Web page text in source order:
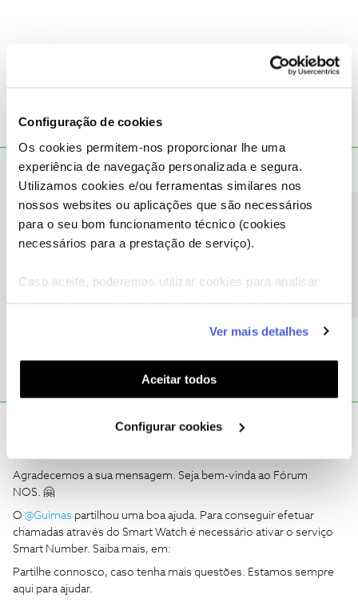
Configuração de cookies
Os cookies permitem-nos proporcionar lhe uma
experiência de navegação personalizada e segura.
Utilizamos cookies e/ou ferramentas similares nos
nossos websites ou aplicações que são necessários
para o seu bom funcionamento técnico (cookies
necessários para a prestação de serviço).
Caso aceite, poderemos utilizar cookies para analisar
funcionalidades (cookies de personalização e
funcionalidade) e adaptar anúncios aos seus interesses
(cookies de publicidade personalizada). Pode gerir a
utilização dos cookies clicando em "Configurar
Ver mais detalhes
Aceitar todos
Configurar cookies
RESPOSTA Forum|Forum|1 year ago
Faça só um comentário. Se quiser adicionar mais informação tem
do lado direito do seu comentário “ 3 bolinhas “ para poder editar
https://www.nos.pt/movel/iot/smartwatches-
Forum|Forum|1 year ago
Agradecemos a sua mensagem. Seja bem-vinda ao Fórum
NOS. 🤗
O ​ @Guimas partilhou uma boa ajuda. Para conseguir efetuar
chamadas através do Smart Watch é necessário ativar o serviço
Smart Number. Saiba mais, em:
Partilhe connosco, caso tenha mais questões. Estamos sempre
aqui para ajudar.